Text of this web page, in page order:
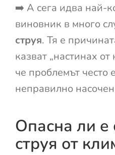
➡️ А сега идва най-
виновник в много
струя. Тя е
казват „настинах
че проблемът често
неправилно
Опасна ли е
струя от